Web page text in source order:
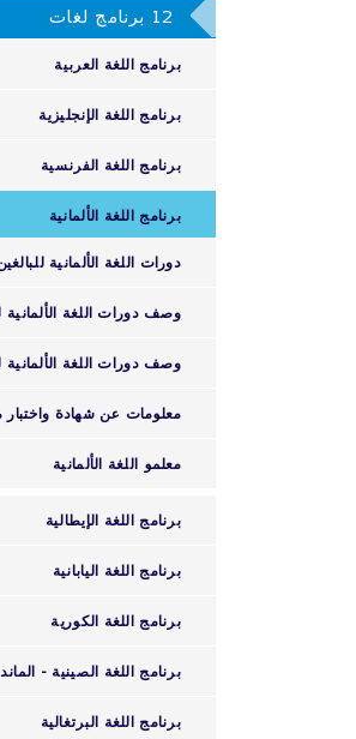
12 برنامج لغات
برنامج اللغة العربية
برنامج اللغة الإنجليزية
برنامج اللغة الفرنسية
برنامج اللغة الألمانية
دورات اللغة الألمانية
وصف دورات اللغة الألمانية
وصف دورات اللغة الألمانية
معلومات عن شهادة واختبار
معلمو اللغة الألمانية
برنامج اللغة الإيطالية
برنامج اللغة اليابانية
برنامج اللغة الكورية
برنامج اللغة الصينية -
برنامج اللغة البرتغالية